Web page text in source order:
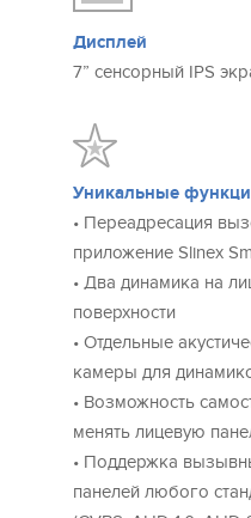
В комплекте Slinex
панели, которые
сочетании с черным
Адаптируйте ваш
подчеркнув свою
Впечатляющий звук
Звучание
Sonik 7 Cloud
отдельной
Благодаря этому,
Акустическая
объемным.
MP3 мелодии в
Устанавливайте
Дисплей
7” сенсорный IPS
Уникальные
• Переадресация
приложение Slinex
• Два динамика на
поверхности
• Отдельные
камеры для
• Возможность
менять лицевую
• Поддержка
панелей любого